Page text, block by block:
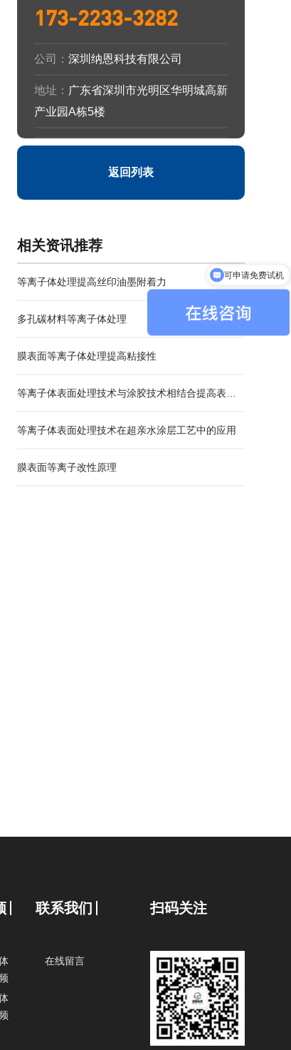
173-2233-3282
公司： 深圳纳恩科技有限公司
地址： 广东省深圳市光明区华明城高新
产业园A栋5楼
返回列表
相关资讯推荐
等离子体处理提高丝印油墨附着力
多孔碳材料等离子体处理
膜表面等离子体处理提高粘接性
等离子体表面处理技术与涂胶技术相结合提高表面
粘接力
等离子体表面处理技术在超亲水涂层工艺中的应用
膜表面等离子改性原理
联系我们
在线留言
扫码关注
可申请免费试机